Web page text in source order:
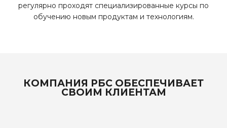
регулярно проходят специализированные курсы по
обучению новым продуктам и технологиям.
КОМПАНИЯ РБС ОБЕСПЕЧИВАЕТ
СВОИМ КЛИЕНТАМ